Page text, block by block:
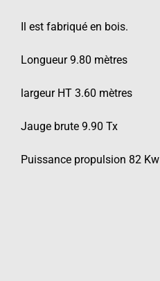
Il est fabriqué en bois.
Longueur 9.80 mètres
largeur HT 3.60 mètres
Jauge brute 9.90 Tx
Puissance propulsion 82 Kw